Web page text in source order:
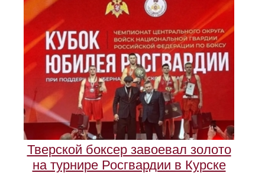
Тверской боксер завоевал золото
на турнире Росгвардии в Курске